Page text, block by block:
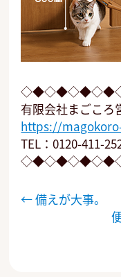
有限会社まごころ
https://
TEL：0120-411-
稿
←備えが大事。